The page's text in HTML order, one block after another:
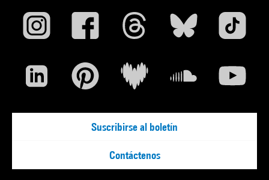
Suscribirse al boletín
Contáctenos